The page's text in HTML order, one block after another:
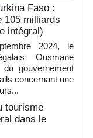
Faso :
105 milliards
intégral)
2024, le
Ousmane
gouvernement
concernant une
tourisme
dans le